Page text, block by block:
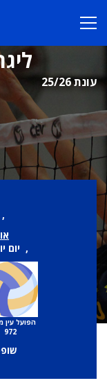
עונת 25/26
,
, יום יום
הפועל עין
972